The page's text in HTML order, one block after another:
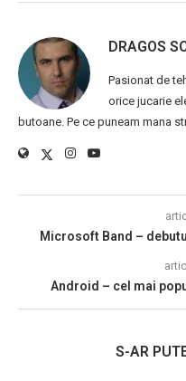
DRAGOS
Pasionat de
orice jucarie
butoane. Pe ce puneam mana
Microsoft Band –
Android – cel mai
S-AR